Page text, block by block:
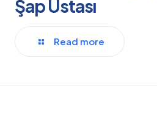
Şap Ustası
Read more